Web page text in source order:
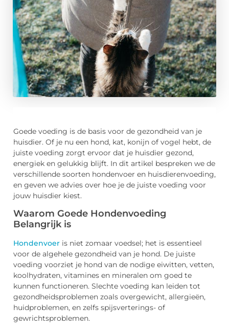
Goede voeding is de basis voor de gezondheid van je
huisdier. Of je nu een hond, kat, konijn of vogel hebt, de
juiste voeding zorgt ervoor dat je huisdier gezond,
energiek en gelukkig blijft. In dit artikel bespreken we de
verschillende soorten hondenvoer en huisdierenvoeding,
en geven we advies over hoe je de juiste voeding voor
jouw huisdier kiest.
Waarom Goede Hondenvoeding
Belangrijk is
Hondenvoer is niet zomaar voedsel; het is essentieel
voor de algehele gezondheid van je hond. De juiste
voeding voorziet je hond van de nodige eiwitten, vetten,
koolhydraten, vitamines en mineralen om goed te
kunnen functioneren. Slechte voeding kan leiden tot
gezondheidsproblemen zoals overgewicht, allergieën,
huidproblemen, en zelfs spijsverterings- of
gewrichtsproblemen.